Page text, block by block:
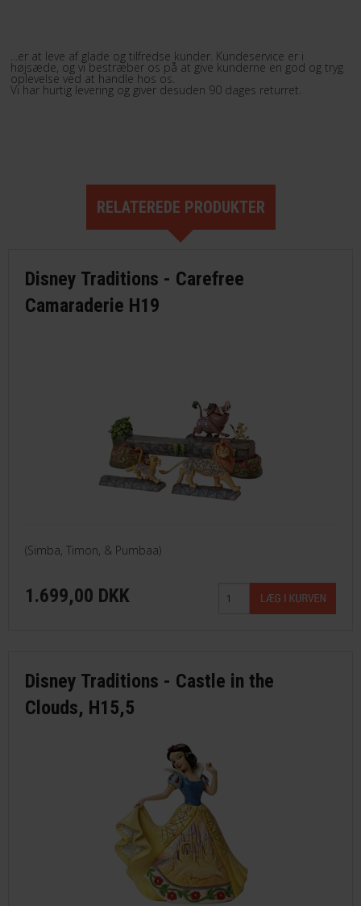
...er at leve af glade og tilfredse kunder. Kundeservice er i
højsæde, og vi bestræber os på at give kunderne en god og tryg
oplevelse ved at handle hos os.
Vi har hurtig levering og giver desuden 90 dages returret.
RELATEREDE PRODUKTER
Disney Traditions - Carefree
Camaraderie H19
(Simba, Timon, & Pumbaa)
1.699,00 DKK
Disney Traditions - Castle in the
Clouds, H15,5